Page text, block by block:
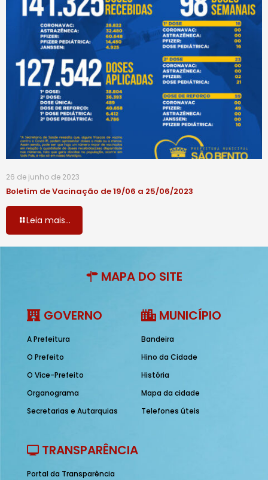
26 de junho de 2023
Boletim de Vacinação de 19/06 a 25/06/2023
Leia mais...
MAPA DO SITE
GOVERNO
A Prefeitura
O Prefeito
O Vice-Prefeito
Organograma
Secretarias e Autarquias
MUNICÍPIO
Bandeira
Hino da Cidade
História
Mapa da cidade
Telefones úteis
TRANSPARÊNCIA
Portal da Transparência